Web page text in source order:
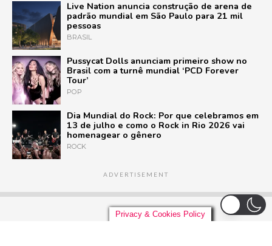
Live Nation anuncia construção de arena de
padrão mundial em São Paulo para 21 mil
pessoas
BRASIL
Pussycat Dolls anunciam primeiro show no
Brasil com a turnê mundial ‘PCD Forever
Tour’
POP
Dia Mundial do Rock: Por que celebramos em
13 de julho e como o Rock in Rio 2026 vai
homenagear o gênero
ROCK
ADVERTISEMENT
Privacy & Cookies Policy